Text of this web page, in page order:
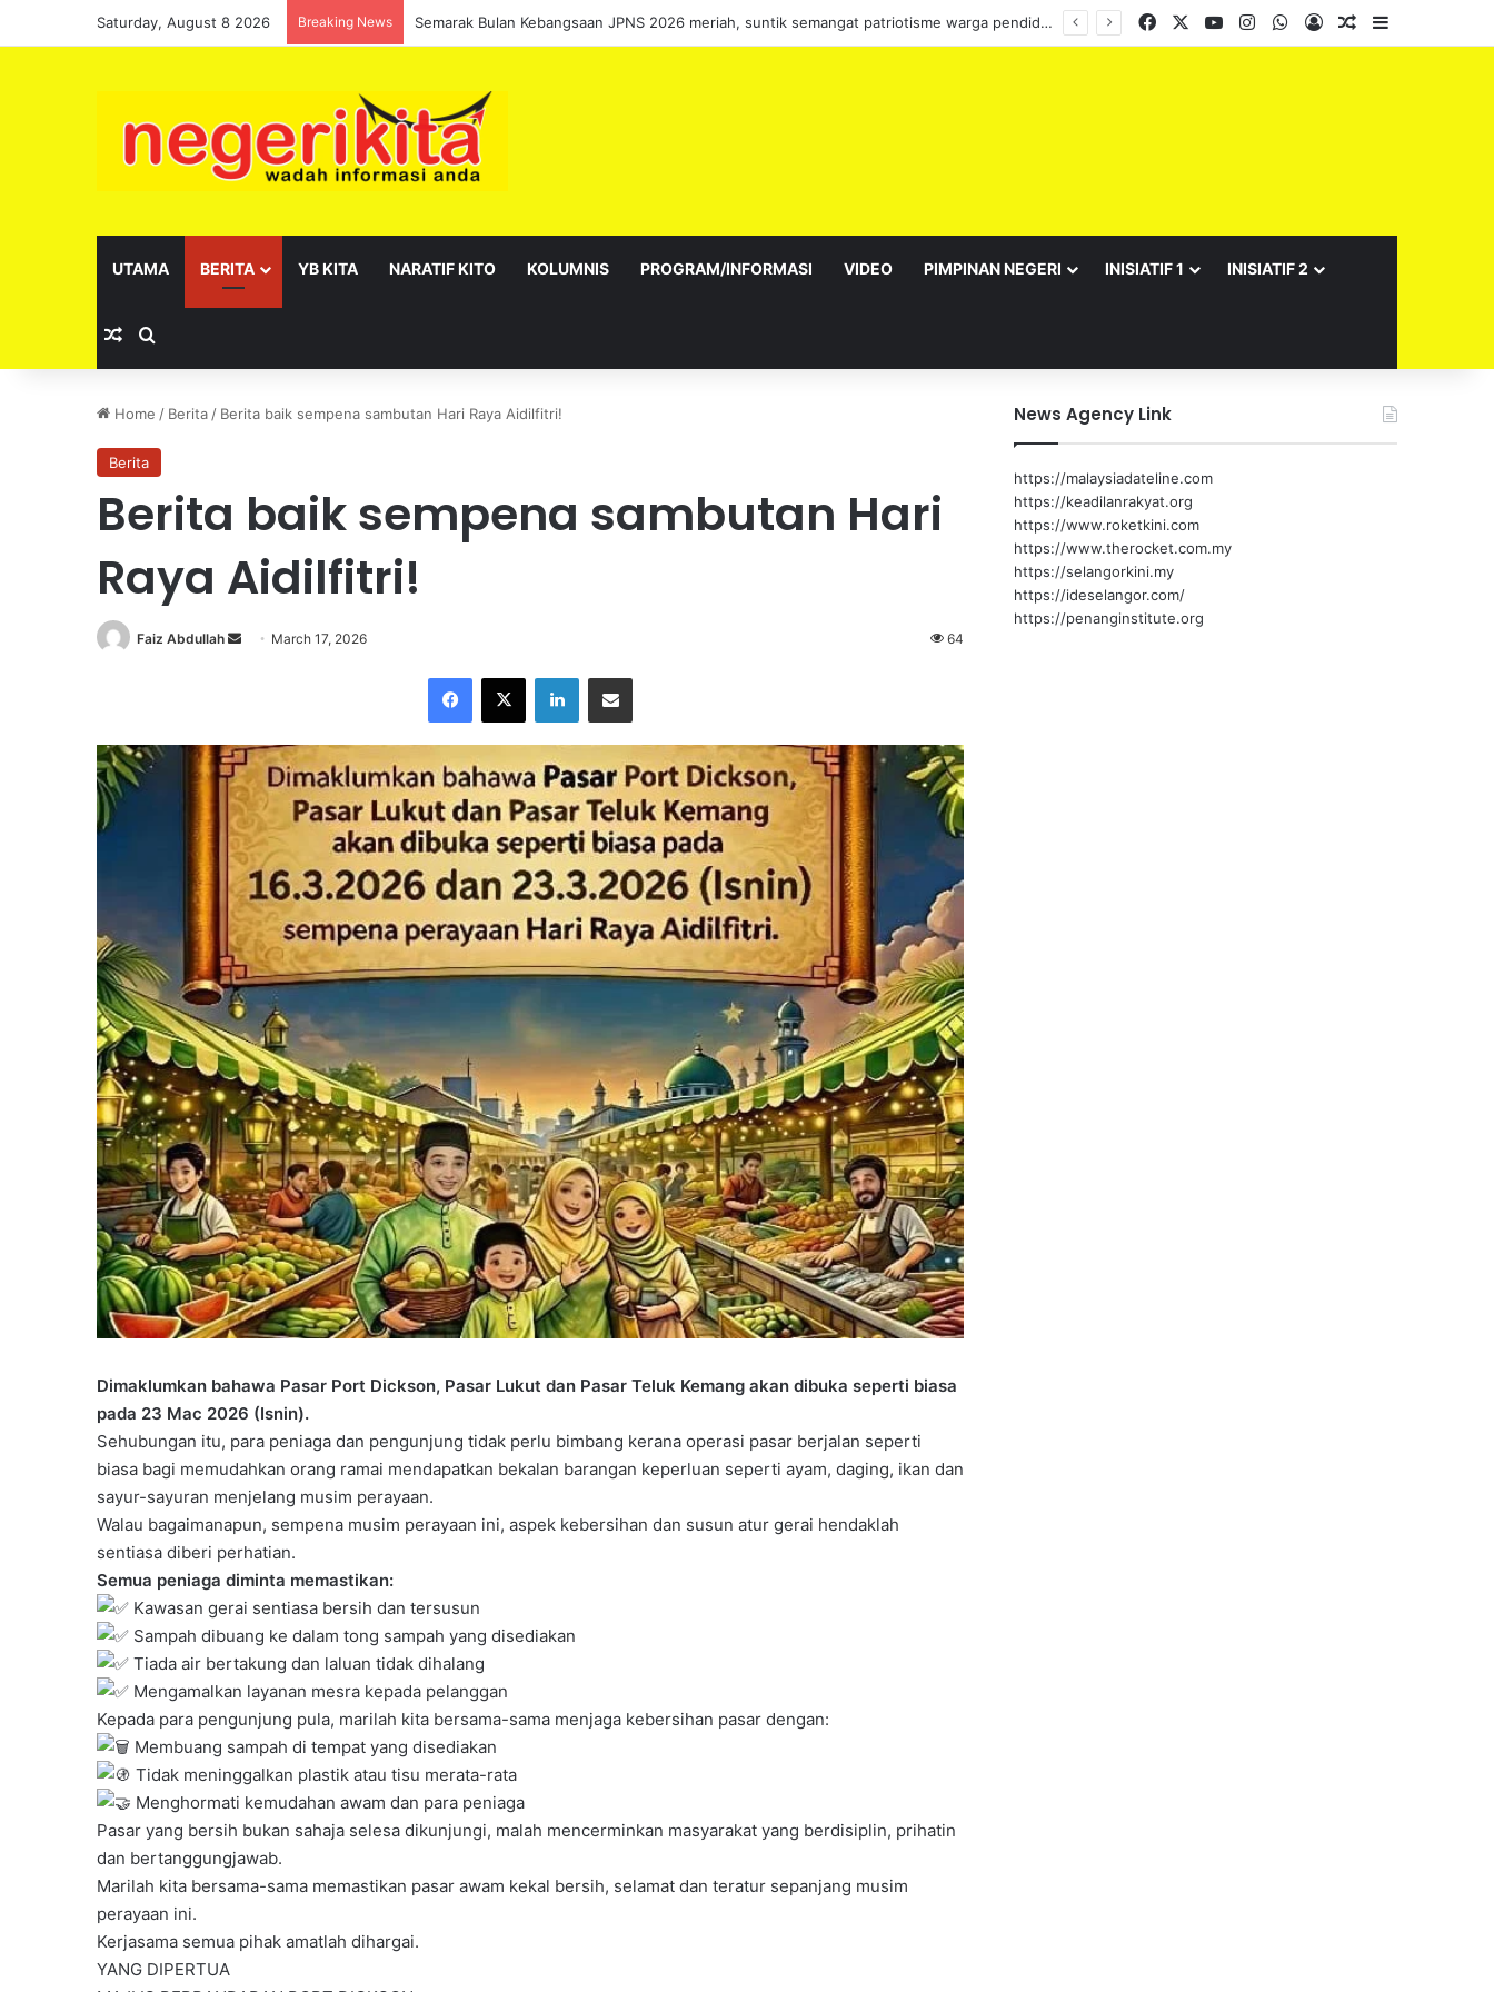
Saturday, August 8 2026 Breaking News Pelantikan sebagai Exco satu amanah besar – Siow Kong Choon Facebook YouTubeInstagramWhatsApp
Log InRandom Article
UTAMA BERITA YB KITA NARATIF KITO KOLUMNIS PROGRAM/INFORMASI VIDEO PIMPINAN NEGERI INISIATIF 1 INISIATIF 2
Random Article
Home / Berita / Berita baik sempena sambutan Hari Raya Aidilfitri!
Berita
Berita baik sempena sambutan Hari
Raya Aidilfitri!
Faiz Abdullah
a
n
m
a
i
l
March 17, 2026 64
Dimaklumkan bahawa Pasar Port Dickson, Pasar Lukut dan Pasar Teluk Kemang akan dibuka seperti biasa
pada 23 Mac 2026 (Isnin).
Sehubungan itu, para peniaga dan pengunjung tidak perlu bimbang kerana operasi pasar berjalan seperti
biasa bagi memudahkan orang ramai mendapatkan bekalan barangan keperluan seperti ayam, daging, ikan dan
sayur-sayuran menjelang musim perayaan.
Walau bagaimanapun, sempena musim perayaan ini, aspek kebersihan dan susun atur gerai hendaklah
sentiasa diberi perhatian.
Semua peniaga diminta memastikan:
Kawasan gerai sentiasa bersih dan tersusun
Sampah dibuang ke dalam tong sampah yang disediakan
Tiada air bertakung dan laluan tidak dihalang
Mengamalkan layanan mesra kepada pelanggan
Kepada para pengunjung pula, marilah kita bersama-sama menjaga kebersihan pasar dengan:
Membuang sampah di tempat yang disediakan
Tidak meninggalkan plastik atau tisu merata-rata
Menghormati kemudahan awam dan para peniaga
Pasar yang bersih bukan sahaja selesa dikunjungi, malah mencerminkan masyarakat yang berdisiplin, prihatin
dan bertanggungjawab.
Marilah kita bersama-sama memastikan pasar awam kekal bersih, selamat dan teratur sepanjang musim
perayaan ini.
Kerjasama semua pihak amatlah dihargai.
YANG DIPERTUA
News Agency Link
https://malaysiadateline.com
https://keadilanrakyat.org
https://www.roketkini.com
https://www.therocket.com.my
https://selangorkini.my
https://ideselangor.com/
https://penanginstitute.org